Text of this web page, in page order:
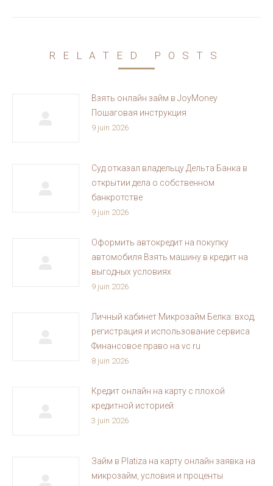
RELATED POSTS
Взять онлайн займ в JoyMoney
Пошаговая инструкция
9 juin 2026
Суд отказал владельцу Дельта Банка в
открытии дела о собственном
банкротстве
9 juin 2026
Оформить автокредит на покупку
автомобиля Взять машину в кредит на
выгодных условиях
9 juin 2026
Личный кабинет Микрозайм Белка: вход,
регистрация и использование сервиса
Финансовое право на vc ru
8 juin 2026
Кредит онлайн на карту с плохой
кредитной историей
3 juin 2026
Займ в Platiza на карту онлайн заявка на
микрозайм, условия и проценты